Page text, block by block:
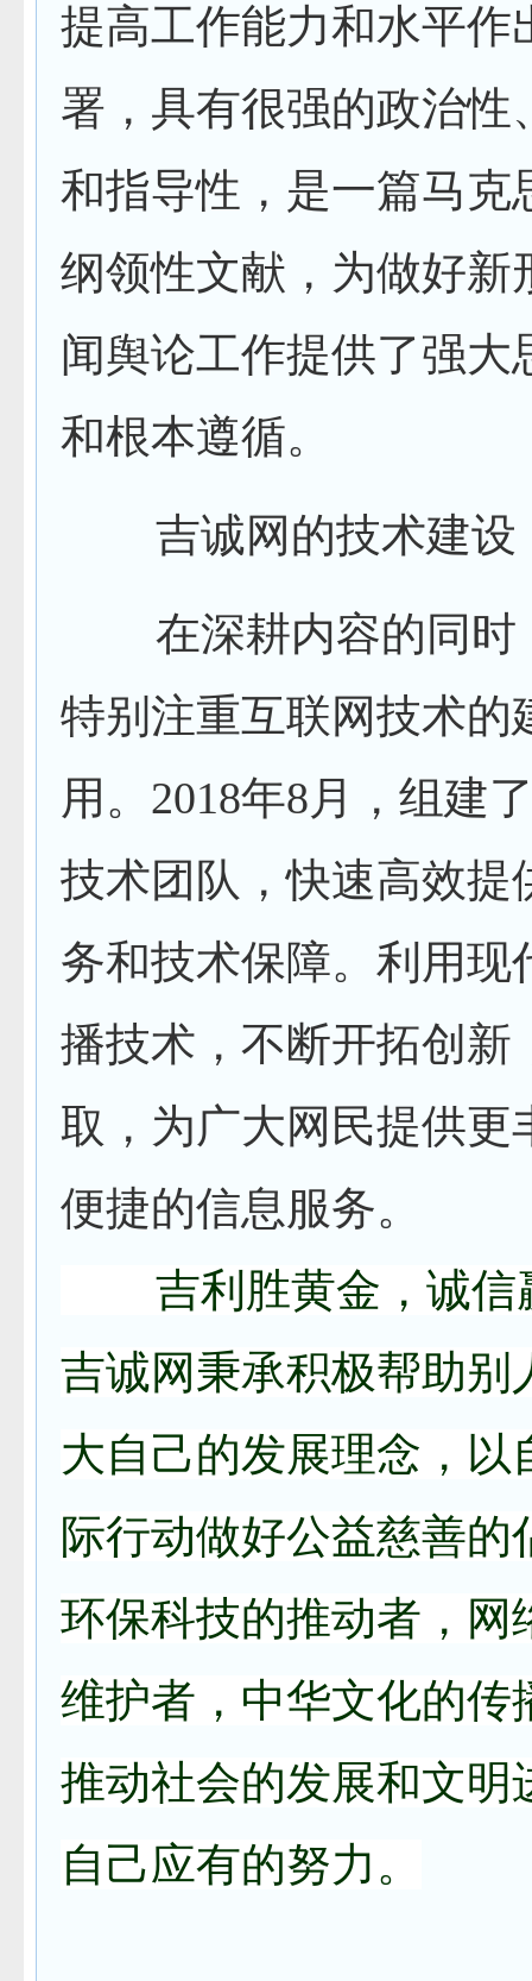
提高工作能力和水平作
署，具有很强的政治性
和指导性，是一篇马克
纲领性文献，为做好新
闻舆论工作提供了强大
和根本遵循。
吉诚网的技术建设
在深耕内容的同时
特别注重互联网技术的
用。2018年8月，组建
技术团队，快速高效提
务和技术保障。利用现
播技术，不断开拓创新
取，为广大网民提供更
便捷的信息服务。
吉利胜黄金，诚信
吉诚网秉承积极帮助别
大自己的发展理念，以
际行动做好公益慈善的
环保科技的推动者，网
维护者，中华文化的传
推动社会的发展和文明
自己应有的努力。